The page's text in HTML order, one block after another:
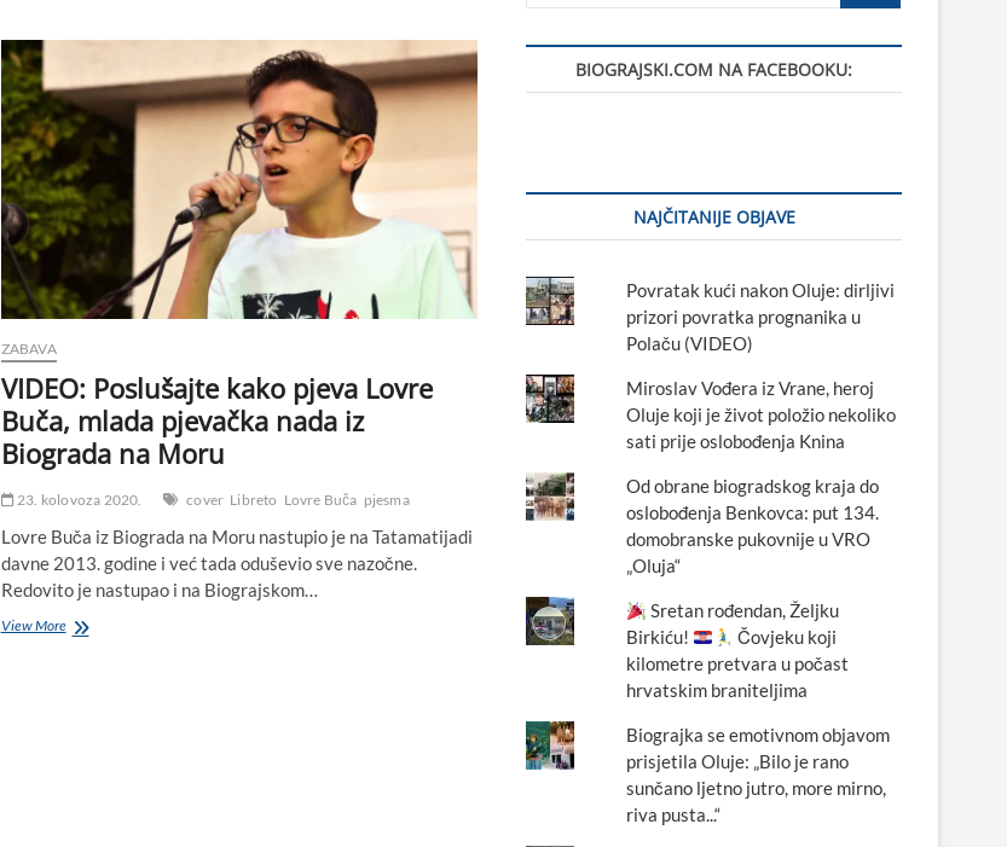
ZABAVA
VIDEO: Poslušajte kako pjeva Lovre
Buča, mlada pjevačka nada iz
Biograda na Moru
23. kolovoza 2020. cover Libreto Lovre Buča pjesma
Lovre Buča iz Biograda na Moru nastupio je na Tatamatijadi
davne 2013. godine i već tada oduševio sve nazočne.
Redovito je nastupao i na Biograjskom…
View MoreVIDEO:
BIOGRAJSKI.COM NA FACEBOOKU:
NAJČITANIJE OBJAVE
Povratak kući nakon Oluje: dirljivi
prizori povratka prognanika u
Polaču (VIDEO)
Miroslav Vođera iz Vrane, heroj
Oluje koji je život položio nekoliko
sati prije oslobođenja Knina
Od obrane biogradskog kraja do
oslobođenja Benkovca: put 134.
domobranske pukovnije u VRO
„Oluja“
Sretan rođendan, Željku
Birkiću!
Čovjeku koji
kilometre pretvara u počast
hrvatskim braniteljima
Biograjka se emotivnom objavom
prisjetila Oluje: „Bilo je rano
sunčano ljetno jutro, more mirno,
riva pusta...“